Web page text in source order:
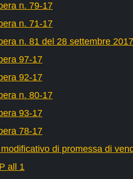
n. 79-17
n. 71-17
n. 81 del 28 settembre 2017
97-17
92-17
n. 80-17
93-17
78-17
di promessa di
all 1